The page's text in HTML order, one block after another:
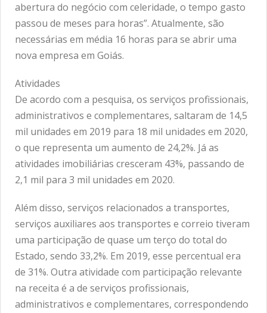
abertura do negócio com celeridade, o tempo gasto
passou de meses para horas”. Atualmente, são
necessárias em média 16 horas para se abrir uma
nova empresa em Goiás.
Atividades
De acordo com a pesquisa, os serviços profissionais,
administrativos e complementares, saltaram de 14,5
mil unidades em 2019 para 18 mil unidades em 2020,
o que representa um aumento de 24,2%. Já as
atividades imobiliárias cresceram 43%, passando de
2,1 mil para 3 mil unidades em 2020.
Além disso, serviços relacionados a transportes,
serviços auxiliares aos transportes e correio tiveram
uma participação de quase um terço do total do
Estado, sendo 33,2%. Em 2019, esse percentual era
de 31%. Outra atividade com participação relevante
na receita é a de serviços profissionais,
administrativos e complementares, correspondendo